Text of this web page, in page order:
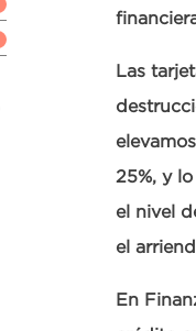
Las
25%, y
el nivel
el
En